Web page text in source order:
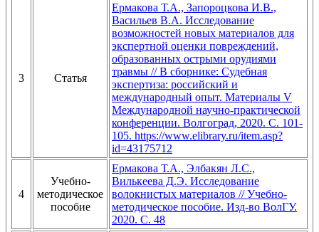
3 Статья
Ермакова Т.А., Запороцкова И.В.,
Васильев В.А. Исследование
возможностей новых материалов для
экспертной оценки повреждений,
образованных острыми орудиями
травмы // В сборнике: Судебная
экспертиза: российский и
международный опыт. Материалы V
Международной научно-практической
конференции. Волгоград, 2020. С. 101-
105. https://www.elibrary.ru/item.asp?
id=43175712
4
Учебно-
методическое
пособие
Ермакова Т.А., Элбакян Л.С.,
Вилькеева Д.Э. Исследование
волокнистых материалов // Учебно-
методическое пособие. Изд-во ВолГУ.
2020. С. 48